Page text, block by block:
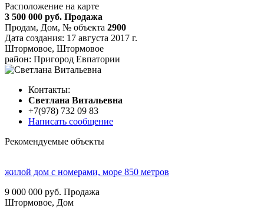
Расположение на карте
3 500 000 руб. Продажа
Продам, Дом, № объекта 2900
Дата создания: 17 августа 2017 г.
Штормовое, Штормовое
район: Пригород Евпатории
Контакты:
Cветлана Витальевна
+7(978) 732 09 83
Написать сообщение
Рекомендуемые объекты
жилой дом с номерами, море 850 метров
9 000 000 руб. Продажа
Штормовое, Дом